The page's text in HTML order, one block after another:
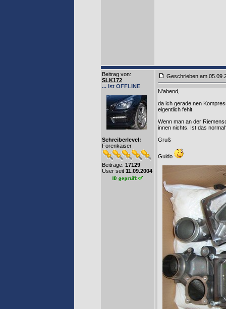
Beitrag von:
SLK172
... ist OFFLINE
Schreiberlevel:
Forenkaiser
Beiträge: 17129
User seit 11.09.2004
Geschrieben am
N'abend,
da ich gerade nen
eigentlich fehlt.
Wenn man an der
innen nichts. Ist das
Gruß
Guido